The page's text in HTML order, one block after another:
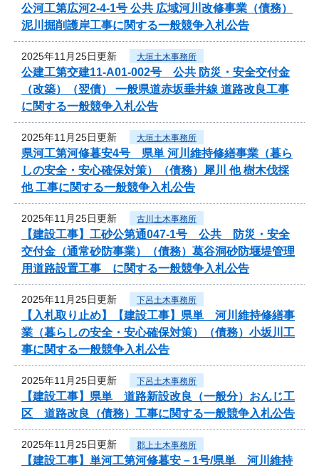
公河工第広河2-4-1号 公共 広域河川改修事業（債務）
泥川掘削護岸工事に関する一般競争入札公告
2025年11月25日更新 大垣土木事務所
公建工第交建11-A01-002号 公共 防災・安全交付金
（改築）（翌債） 一般県道赤坂垂井線 道路改良工事
に関する一般競争入札公告
2025年11月25日更新 大垣土木事務所
県河工第河修暮安4号 県単 河川維持修繕事業（暮ら
しの安全・安心確保対策）（債務）犀川 他 樹木伐採
他 工事に関する一般競争入札公告
2025年11月25日更新 古川土木事務所
【建設工事】工砂公第通047-1号 公共 防災・安全
交付金（通常砂防事業）（債務）葛谷洞砂防堰堤管理
用道路設置工事 に関する一般競争入札公告
2025年11月25日更新 下呂土木事務所
【入札取り止め】【建設工事】県単 河川維持修繕事
業（暮らしの安全・安心確保対策）（債務）小坂川工
事に関する一般競争入札公告
2025年11月25日更新 下呂土木事務所
【建設工事】県単 道路新設改良（一般分）おんじ工
区 道路改良（債務）工事に関する一般競争入札公告
2025年11月25日更新 郡上土木事務所
【建設工事】単河工第河修暮安－1号/県単 河川維持